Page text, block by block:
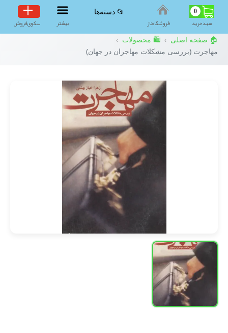
0
سبد‌خرید فروشگاه‌ناز
📂 دسته‌ها
بیشتر سکوی‌فروش
🏠 صفحه اصلی › 🛍️ محصولات ›
مهاجرت (بررسی مشکلات مهاجران در جهان)